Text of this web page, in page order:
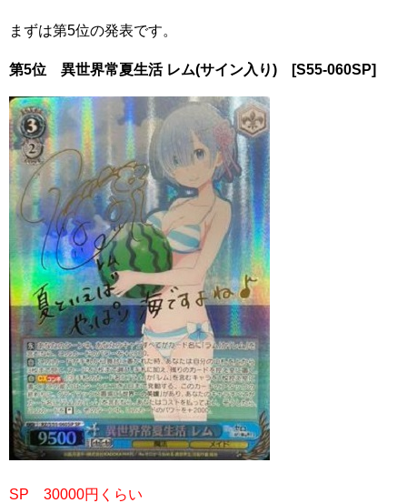
まずは第5位の発表です。
第5位 異世界常夏生活 レム(サイン入り) [S55-060SP]
SP 30000円くらい